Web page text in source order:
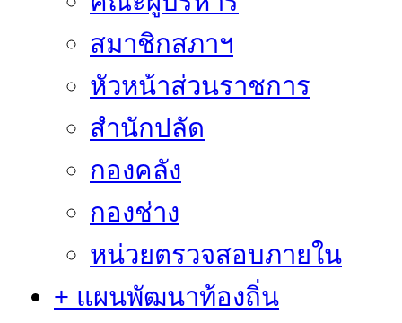
สมาชิกสภาฯ
หัวหน้าส่วนราชการ
สำนักปลัด
กองคลัง
กองช่าง
หน่วยตรวจสอบภายใน
+ แผนพัฒนาท้องถิ่น